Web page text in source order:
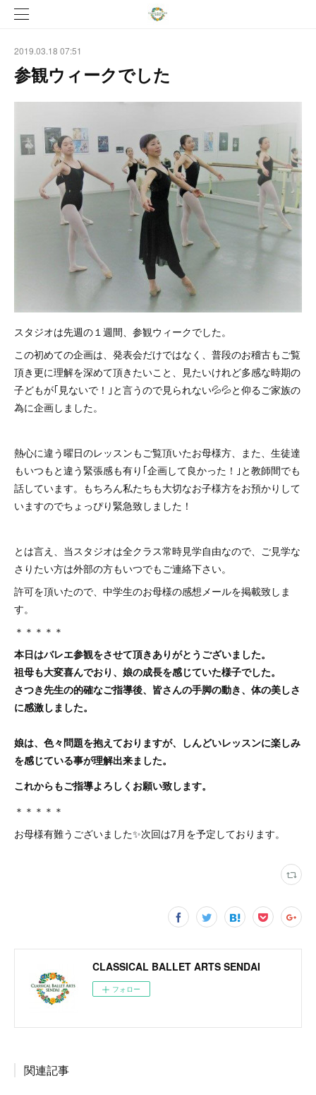
2019.03.18 07:51
参観ウィークでした
スタジオは先週の１週間、参観ウィークでした。
この初めての企画は、発表会だけではなく、普段のお稽古もご覧
頂き更に理解を深めて頂きたいこと、見たいけれど多感な時期の
子どもが｢見ないで！｣と言うので見られない💦💦と仰るご家族の
為に企画しました。
熱心に違う曜日のレッスンもご覧頂いたお母様方、また、生徒達
もいつもと違う緊張感も有り｢企画して良かった！｣と教師間でも
話しています。もちろん私たちも大切なお子様方をお預かりして
いますのでちょっぴり緊急致しました！
とは言え、当スタジオは全クラス常時見学自由なので、ご見学な
さりたい方は外部の方もいつでもご連絡下さい。
許可を頂いたので、中学生のお母様の感想メールを掲載致しま
す。
＊＊＊＊＊
本日はバレエ参観をさせて頂きありがとうございました。
祖母も大変喜んでおり、娘の成長を感じていた様子でした。
さつき先生の的確なご指導後、皆さんの手脚の動き、体の美しさ
に感激しました。
娘は、色々問題を抱えておりますが、しんどいレッスンに楽しみ
を感じている事が理解出来ました。
これからもご指導よろしくお願い致します。
＊＊＊＊＊
お母様有難うございました✨次回は7月を予定しております。
CLASSICAL BALLET ARTS SENDAI
フォロー
関連記事